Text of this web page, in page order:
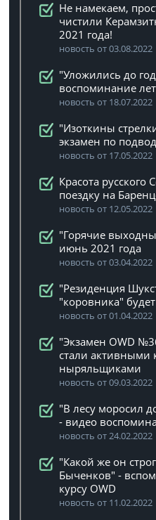
Не намекаем,
чистили
2021 года!
новость от 03.08.2022
"Уложились до
воспоминание
новость от 18.07.2022
"Изоткины
экзамен по
новость от 17.05.2022
Красота русского
поездку на
новость от 12.05.2022
"Горячие
июнь 2021 года
новость от 03.04.2022
"Резиденция
"коровника" будет
новость от 01.04.2022
"Экзамен OWD
стали активными
ныряльщиками
новость от 09.03.2022
"В лесу моросил
- видео
новость от 24.02.2022
"Какой же он
Быченков" -
курсу OWD
новость от 11.02.2022